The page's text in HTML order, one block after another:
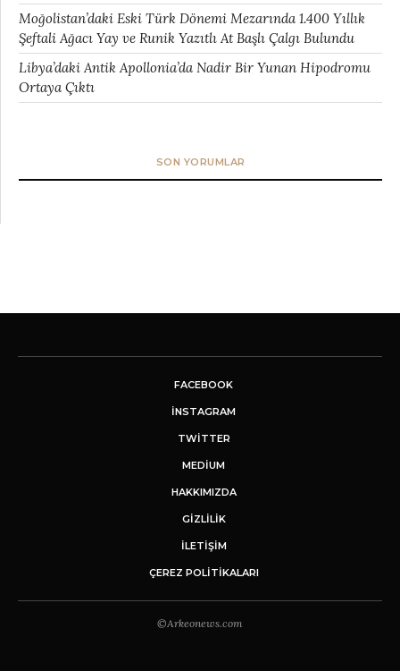
Moğolistan’daki Eski Türk Dönemi Mezarında 1.400 Yıllık
Şeftali Ağacı Yay ve Runik Yazıtlı At Başlı Çalgı Bulundu
Libya’daki Antik Apollonia’da Nadir Bir Yunan Hipodromu
Ortaya Çıktı
SON YORUMLAR
FACEBOOK
INSTAGRAM
TWITTER
MEDIUM
HAKKIMIZDA
GİZLİLİK
İLETIŞIM
ÇEREZ POLITIKALARI
©Arkeonews.com